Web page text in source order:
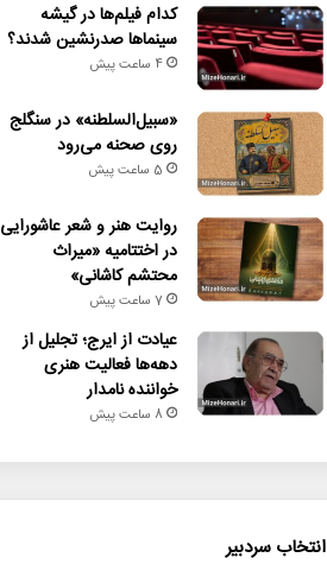
کدام فیلم‌ها در گیشه
سینماها صدرنشین شدند؟
4 ساعت پیش
«سبیل‌السلطنه» در سنگلج
روی صحنه می‌رود
5 ساعت پیش
روایت هنر و شعر عاشورایی
در اختتامیه «میراث
محتشم کاشانی»
7 ساعت پیش
عیادت از ایرج؛ تجلیل از
دهه‌ها فعالیت هنری
خواننده نامدار
8 ساعت پیش
انتخاب سردبیر